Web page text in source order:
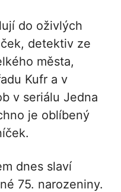
do oživlých
detektiv ze
města,
Kufr a v
v seriálu Jedna
je oblíbený
dnes slaví
75. narozeniny.